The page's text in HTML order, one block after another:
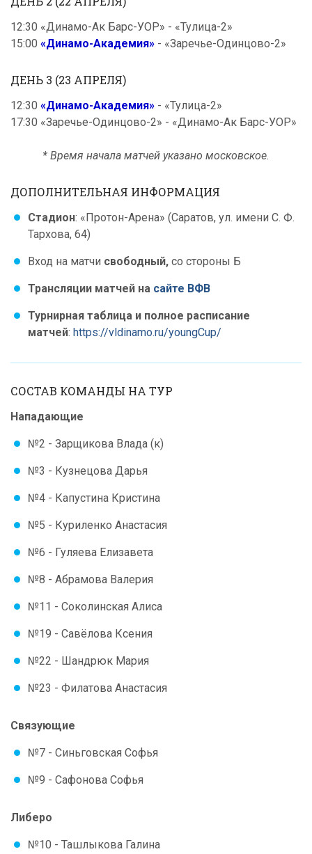
12:30 «Динамо-Ак Барс-УОР» - «Тулица-2»
15:00 «Динамо-Академия» - «Заречье-Одинцово-2»
ДЕНЬ 3 (23 АПРЕЛЯ)
12:30 «Динамо-Академия» - «Тулица-2»
17:30 «Заречье-Одинцово-2» - «Динамо-Ак Барс-УОР»
* Время начала матчей указано московское.
ДОПОЛНИТЕЛЬНАЯ ИНФОРМАЦИЯ
Стадион: «Протон-Арена» (Саратов, ул. имени С. Ф.
Тархова, 64)
Вход на матчи свободный, со стороны Б
Трансляции матчей на сайте ВФВ
Турнирная таблица и полное расписание
матчей: https://vldinamo.ru/youngCup/
СОСТАВ КОМАНДЫ НА ТУР
Нападающие
№2 - Зарщикова Влада (к)
№3 - Кузнецова Дарья
№4 - Капустина Кристина
№5 - Куриленко Анастасия
№6 - Гуляева Елизавета
№8 - Абрамова Валерия
№11 - Соколинская Алиса
№19 - Савёлова Ксения
№22 - Шандрюк Мария
№23 - Филатова Анастасия
Связующие
№7 - Синьговская Софья
№9 - Сафонова Софья
Либеро
№10 - Ташлыкова Галина